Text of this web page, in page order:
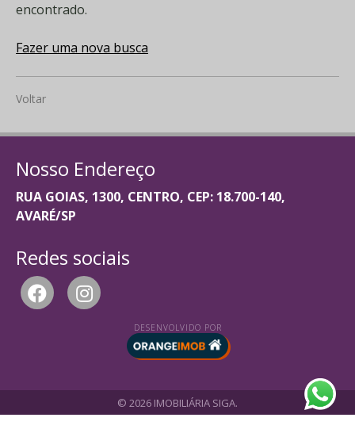
encontrado.
Fazer uma nova busca
Voltar
Nosso Endereço
RUA GOIAS, 1300, CENTRO, CEP: 18.700-140,
AVARÉ/SP
Redes sociais
DESENVOLVIDO POR
© 2026 IMOBILIÁRIA SIGA.